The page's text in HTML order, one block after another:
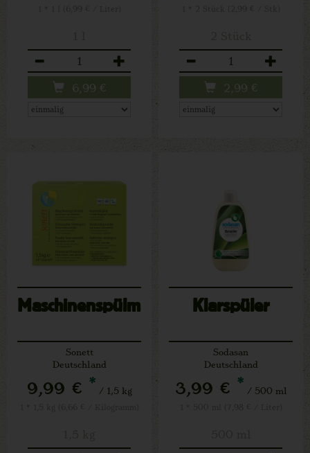
6,99 € 2,99 €
Maschinenspülmittel
Sonett
Deutschland
9,99 € * / 1,5 kg
Klarspüler
Sodasan
Deutschland
3,99 € * / 500 ml